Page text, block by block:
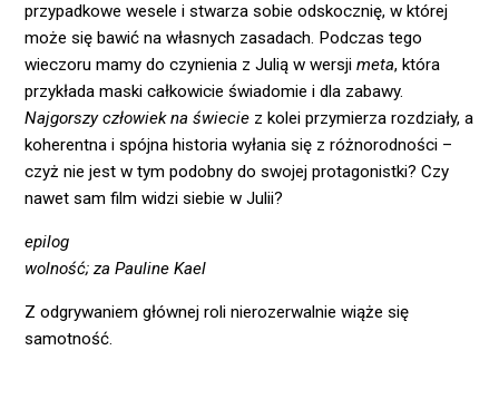
przypadkowe wesele i stwarza sobie odskocznię, w której
może się bawić na własnych zasadach. Podczas tego
wieczoru mamy do czynienia z Julią w wersjimeta, która
przykłada maski całkowicie świadomie i dla zabawy.
Najgorszy człowiek na świecie z kolei przymierza rozdziały, a
koherentna i spójna historia wyłania się z różnorodności –
czyż nie jest w tym podobny do swojej protagonistki? Czy
nawet sam film widzi siebie w Julii?
epilog
wolność; za Pauline Kael
Z odgrywaniem głównej roli nierozerwalnie wiąże się
samotność.